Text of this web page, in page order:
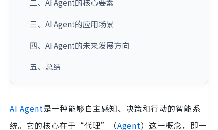
二、AI Agent的核心要素
三、AI Agent的应用场景
四、AI Agent的未来发展方向
五、总结
AI Agent是一种能够自主感知、决策和行动的智能系
统。它的核心在于“代理”（Agent）这一概念，即一